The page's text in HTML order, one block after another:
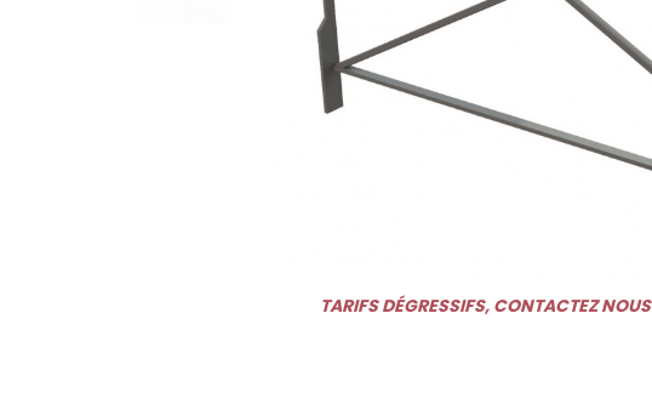
TARIFS DÉGRESSIFS, CONTACTEZ NOUS